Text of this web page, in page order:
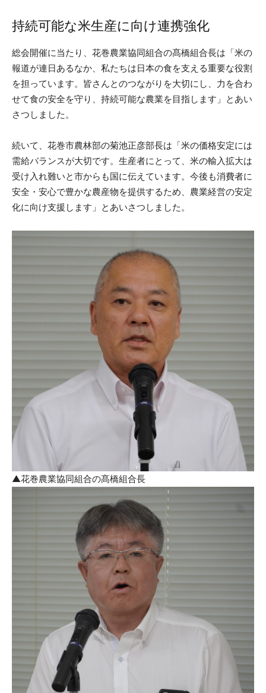
持続可能な米生産に向け連携強化
総会開催に当たり、花巻農業協同組合の髙橋組合長は「米の
報道が連日あるなか、私たちは日本の食を支える重要な役割
を担っています。皆さんとのつながりを大切にし、力を合わ
せて食の安全を守り、持続可能な農業を目指します」とあい
さつしました。
続いて、花巻市農林部の菊池正彦部長は「米の価格安定には
需給バランスが大切です。生産者にとって、米の輸入拡大は
受け入れ難いと市からも国に伝えています。今後も消費者に
安全・安心で豊かな農産物を提供するため、農業経営の安定
化に向け支援します」とあいさつしました。
▲花巻農業協同組合の髙橋組合長